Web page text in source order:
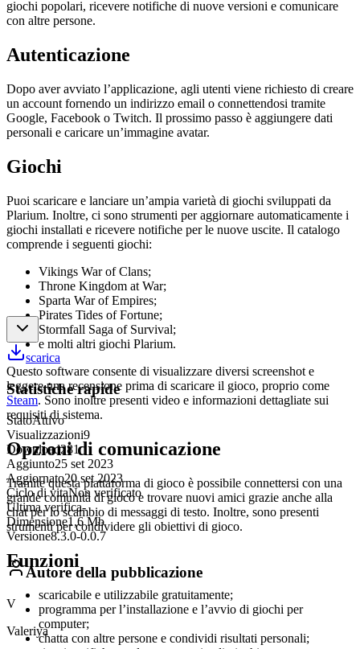
giochi popolari, ricevere notifiche di nuove versioni e comunicare
con altre persone.
Autenticazione
Dopo aver avviato l’applicazione, agli utenti viene richiesto di creare
un account fornendo un indirizzo email o connettendosi tramite
Google, Facebook o Twitch. Il prossimo passo è aggiungere dati
personali e caricare un’immagine avatar.
Giochi
Puoi scaricare e lanciare un’ampia varietà di giochi sviluppati da
Plarium. Inoltre, ci sono strumenti per aggiornare automaticamente i
giochi installati e ricevere notifiche per le nuove uscite. Il catalogo
comprende i seguenti giochi:
Vikings War of Clans;
Throne Kingdom at War;
Sparta War of Empires;
Pirates Tides of Fortune;
Stormfall Saga of Survival;
e molti altri giochi Plarium.
Questo software consente di visualizzare diversi screenshot e
leggere una recensione prima di scaricare il gioco, proprio come
Steam. Sono inoltre presenti video e informazioni dettagliate sui
requisiti di sistema.
Opzioni di comunicazione
Tramite questa piattaforma di gioco è possibile connettersi con una
grande comunità di gioco e trovare nuovi amici grazie anche alla
chat per lo scambio di messaggi di testo. Inoltre, sono presenti
strumenti per condividere gli obiettivi di gioco.
Funzioni
scaricabile e utilizzabile gratuitamente;
programma per l’installazione e l’avvio di giochi per
computer;
chatta con altre persone e condividi risultati personali;
scarica
Statistiche rapide
StatoAttivo
Visualizzazioni9
Download281
Aggiunto25 set 2023
Aggiornato20 set 2023
Ciclo di vitaNon verificato
Ultima verifica-
Dimensione1,6 Mb
Versione8.3.0-0.0.7
Autore della pubblicazione
V
Valeriya